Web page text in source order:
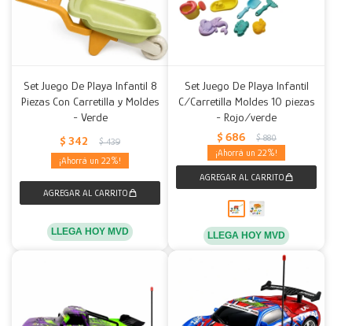
Set Juego De Playa Infantil 8
Piezas Con Carretilla y Moldes
- Verde
$ 342 $ 439
22
LLEGA HOY MVD
Set Juego De Playa Infantil
C/Carretilla Moldes 10 piezas
- Rojo/verde
$ 686 $ 880
22
LLEGA HOY MVD